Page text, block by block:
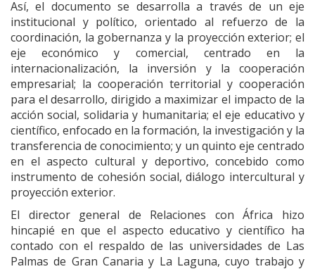
Así, el documento se desarrolla a través de un eje
institucional y político, orientado al refuerzo de la
coordinación, la gobernanza y la proyección exterior; el
eje económico y comercial, centrado en la
internacionalización, la inversión y la cooperación
empresarial; la cooperación territorial y cooperación
para el desarrollo, dirigido a maximizar el impacto de la
acción social, solidaria y humanitaria; el eje educativo y
científico, enfocado en la formación, la investigación y la
transferencia de conocimiento; y un quinto eje centrado
en el aspecto cultural y deportivo, concebido como
instrumento de cohesión social, diálogo intercultural y
proyección exterior.
El director general de Relaciones con África hizo
hincapié en que el aspecto educativo y científico ha
contado con el respaldo de las universidades de Las
Palmas de Gran Canaria y La Laguna, cuyo trabajo y